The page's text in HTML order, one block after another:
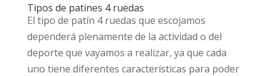
Tipos de patines 4 ruedas
El tipo de patín 4 ruedas que escojamos
dependerá plenamente de la actividad o del
deporte que vayamos a realizar, ya que cada
uno tiene diferentes características para poder